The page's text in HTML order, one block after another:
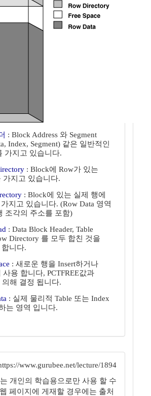
: Block Address 와 Segment
Index, Segment) 같은 일반적인
가지고 있습니다.
: Block에 Row가 있는
가지고 있습니다.
: Block에 있는 실제 행에
지고 있습니다. (Row Data 영역
조각의 주소를 포함)
: Data Block Header, Table
Directory 를 모두 합친 것을
합니다.
: 새로운 행을 Insert하거나
사용 합니다, PCTFREE값과
의해 결정 됩니다.
: 실제 물리적 Table 또는 Index
는 영역 입니다.
www.gurubee.net/lecture/1894
개인의 학습용으로만 사용 할 수
페이지에 게재할 경우에는 출처